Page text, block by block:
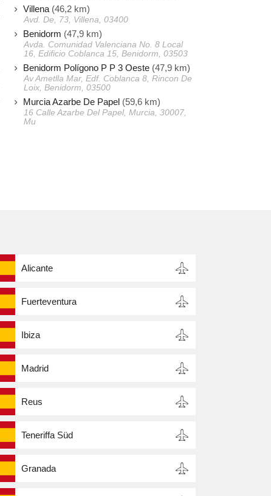
Villena (46,2 km)
Avd. De, 73, Villena, 03400
Benidorm (47,9 km)
Avda. Comunidad Valenciana No. 8 Local
16, Edificio Coblanca 15, Benidorm, 03503
Benidorm Polígono P P 3 Oeste (47,9 km)
Av Ametlla Mar, Edf. Coblanca 8, Rincon De
Loix, Benidorm, 03500
Murcia Azarbe De Papel (59,6 km)
16 Calle Azarbe Del Papel, Murcia, 30007,
Mu
Alicante
Fuerteventura
Ibiza
Madrid
Reus
Teneriffa Süd
Granada